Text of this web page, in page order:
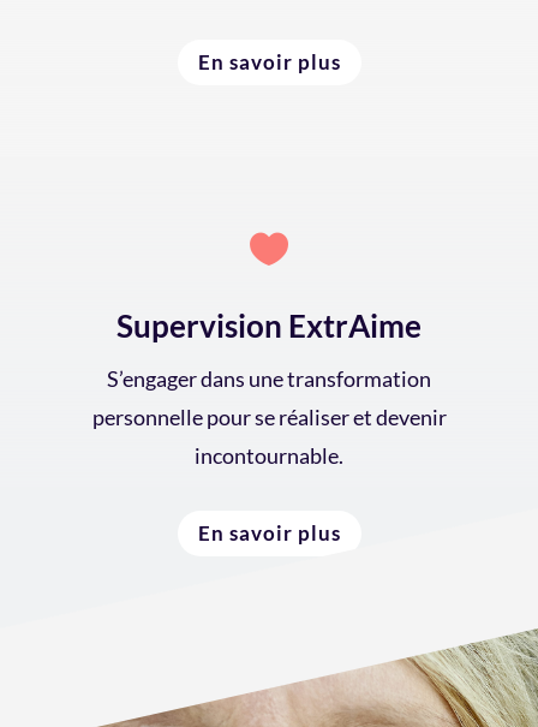
En savoir plus

Supervision ExtrAime
S’engager dans une transformation
personnelle pour se réaliser et devenir
incontournable.
En savoir plus